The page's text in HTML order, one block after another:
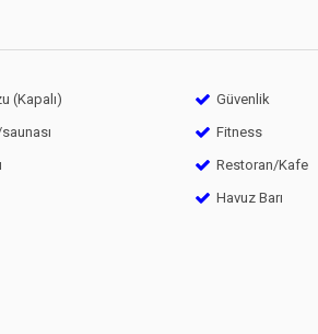
(Kapalı)
Güvenlik
Fitness
Restoran/Kafe
Havuz Barı